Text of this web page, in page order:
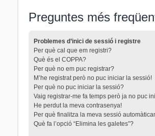
Preguntes més
Problemes d’inici de sessió i registre
Per què cal que em registri?
Què és el COPPA?
Per què no em puc registrar?
M’he registrat però no puc iniciar la sessió!
Per què no puc iniciar la sessió?
Vaig registrar-me fa temps però ja no puc
He perdut la meva contrasenya!
Per què finalitza la meva sessió
Què fa l’opció “Elimina les galetes”?